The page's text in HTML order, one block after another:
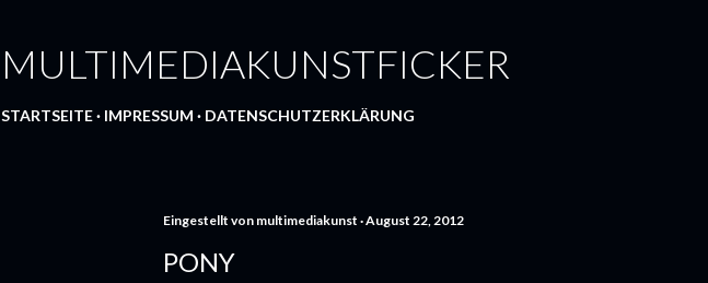
MULTIMEDIAKUNSTFICKER
STARTSEITE IMPRESSUM DATENSCHUTZERKLÄRUNG
Eingestellt von multimediakunst August 22, 2012
PONY